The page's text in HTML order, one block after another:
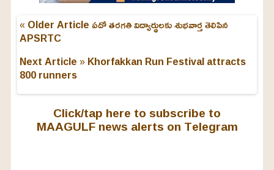
« Older Articleపదో తరగతి విద్యార్థులకు శుభవార్త తెలిపిన
APSRTC
Next Article »Khorfakkan Run Festival attracts
800 runners
Click/tap here to subscribe to
MAAGULF news alerts on Telegram